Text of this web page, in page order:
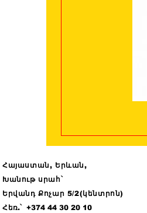
Հայաստան, Երևան,
Խանութ սրահ՝
Երվանդ Քոչար 5/2(կենտրոն)
Հեռ.՝ +374 4430 20 10